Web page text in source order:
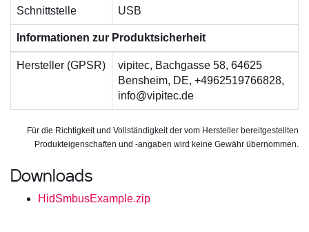
Schnittstelle USB
Informationen zur Produktsicherheit
Hersteller (GPSR)
vipitec, Bachgasse 58, 64625
Bensheim, DE, +4962519766828,
info@vipitec.de
Für die Richtigkeit und Vollständigkeit der vom Hersteller bereitgestellten
Produkteigenschaften und -angaben wird keine Gewähr übernommen.
Downloads
HidSmbusExample.zip